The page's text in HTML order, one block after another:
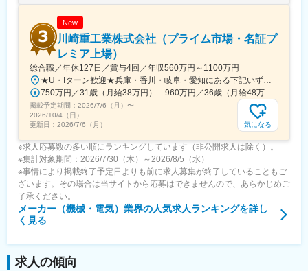
New
川崎重工業株式会社（プライム市場・名証プ
レミア上場）
総合職／年休127日／賞与4回／年収560万円～1100万円
★U・Iターン歓迎★兵庫・香川・岐阜・愛知にある下記いずれかの事業所・神戸工場／兵庫県神戸市中央区・西神工場／兵庫県神戸市西区・西神戸工場／兵庫県神戸市西区・明石工場／兵庫県明石市・播磨工場／兵庫県加古郡・岐阜工場／岐阜県各務原市・名古屋第一工場／愛知県弥富市・名古屋第二工場／愛知県海部郡・坂出工場／香川県坂出市・神戸本社／兵庫県神戸市中央区・東京本社／東京都港区 など※受動喫煙対策実施
750万円／31歳（月給38万円） 960万円／36歳（月給48万円）
掲載予定期間： 2026/7/6（月） 〜
2026/10/4（日）
更新日： 2026/7/6（月） 気になる
※求人応募数の多い順にランキングしています（非公開求人は除く）。
※集計対象期間：2026/7/30（木）～2026/8/5（水）
※事情により掲載終了予定日よりも前に求人募集が終了していることもご
ざいます。その場合は当サイトから応募はできませんので、あらかじめご
了承ください。
メーカー（機械・電気）業界の人気求人ランキングを詳し
く見る
求人の傾向